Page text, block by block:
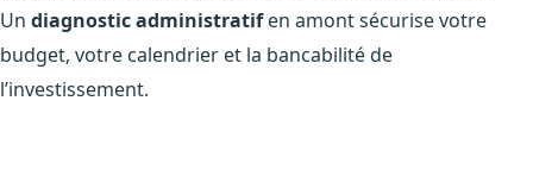
Un diagnostic administratifen amont sécurise votre
budget, votre calendrier et la bancabilité de
l’investissement.